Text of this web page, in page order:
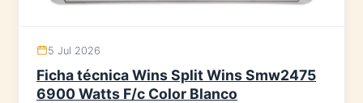
5 Jul 2026
Ficha técnica Wins Split Wins Smw2475
6900 Watts F/c Color Blanco